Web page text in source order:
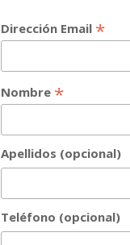
Dirección Email *
Nombre *
Apellidos (opcional)
Teléfono (opcional)